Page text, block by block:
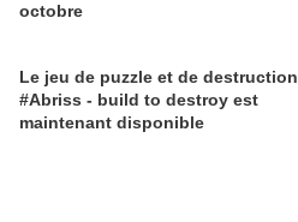
octobre
Le jeu de puzzle et de destruction
#Abriss - build to destroy est
maintenant disponible